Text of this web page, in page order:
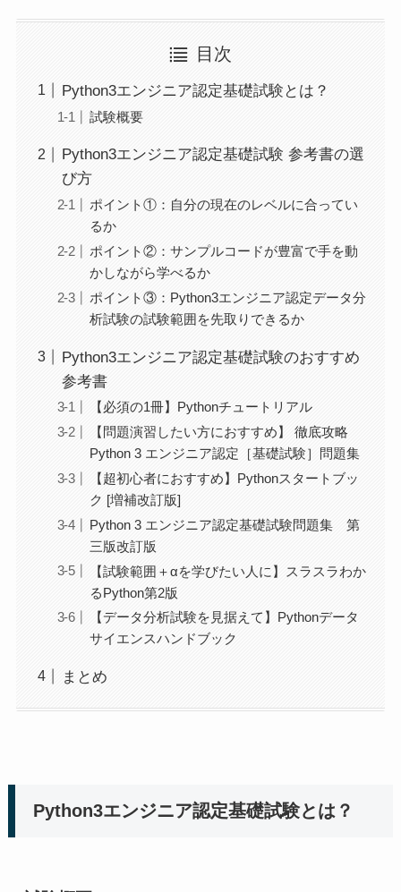
目次
Python3エンジニア認定基礎試験とは？
試験概要
Python3エンジニア認定基礎試験 参考書の選
び方
ポイント①：自分の現在のレベルに合ってい
るか
ポイント②：サンプルコードが豊富で手を動
かしながら学べるか
ポイント③：Python3エンジニア認定データ分
析試験の試験範囲を先取りできるか
Python3エンジニア認定基礎試験のおすすめ
参考書
【必須の1冊】Pythonチュートリアル
【問題演習したい方におすすめ】 徹底攻略
Python 3 エンジニア認定［基礎試験］問題集
【超初心者におすすめ】Pythonスタートブッ
ク [増補改訂版]
Python 3 エンジニア認定基礎試験問題集 第
三版改訂版
【試験範囲＋αを学びたい人に】スラスラわか
るPython第2版
【データ分析試験を見据えて】Pythonデータ
サイエンスハンドブック
まとめ
Python3エンジニア認定基礎試験とは？